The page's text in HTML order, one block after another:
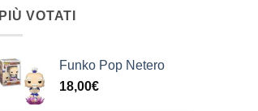
PIÙ VOTATI
Funko Pop Netero
18,00€